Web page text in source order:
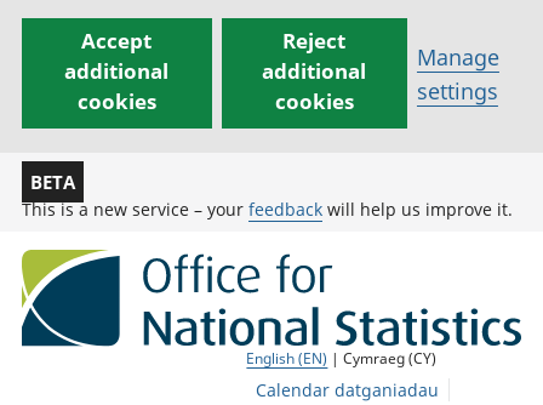
Accept
additional
cookies
Reject
additional
cookies
Manage
settings
BETA
This is a new service – your feedback will help us improve it.
English (EN) | Cymraeg (CY)
Calendar datganiadau